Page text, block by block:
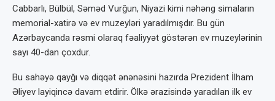
Cabbarlı, Bülbül, Səməd Vurğun, Niyazi kimi nəhəng simaların
memorial-xatirə və ev muzeyləri yaradılmışdır. Bu gün
Azərbaycanda rəsmi olaraq fəaliyyət göstərən ev muzeylərinin
sayı 40-dan çoxdur.
Bu sahəyə qayğı və diqqət ənənəsini hazırda Prezident İlham
Əliyev layiqincə davam etdirir. Ölkə ərazisində yaradılan ilk ev